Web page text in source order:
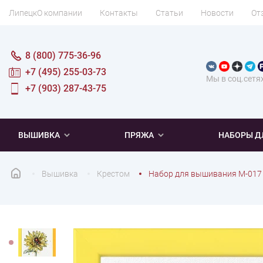
ЛипецкО компании Контакты Статьи Новости
Мы в
8 (800) 775-36-96
+7 (495) 255-03-73
+7 (903) 287-43-75
ВЫШИВКА ПРЯЖА НАБОРЫ
Вышивка Крестом Набор для вышивания М-017